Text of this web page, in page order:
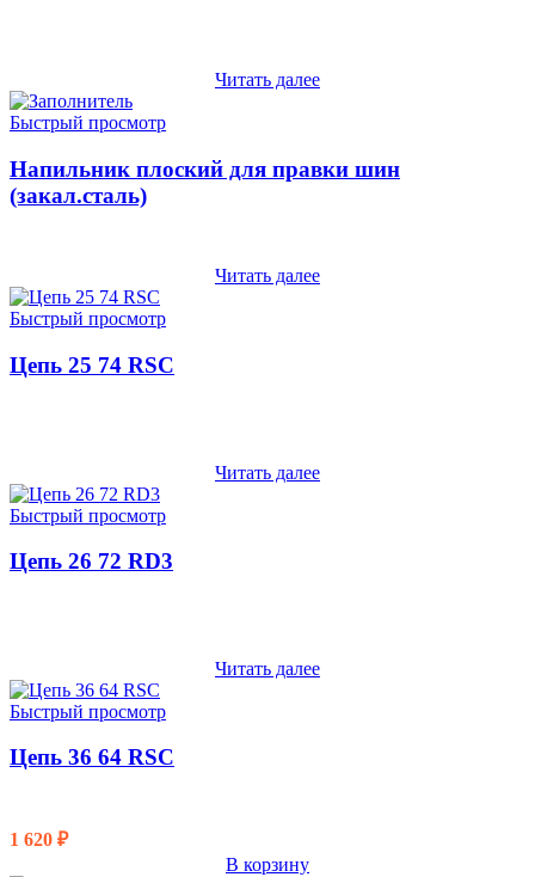
Читать далее
Быстрый просмотр
Напильник плоский для правки шин
(закал.сталь)
Читать далее
Быстрый просмотр
Цепь 25 74 RSC
Читать далее
Быстрый просмотр
Цепь 26 72 RD3
Читать далее
Быстрый просмотр
Цепь 36 64 RSC
1 620 ₽
В корзину